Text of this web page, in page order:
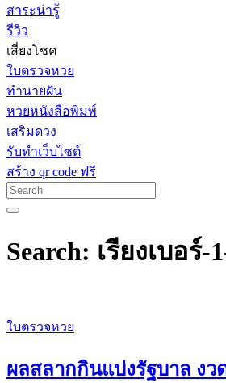
สาระน่ารู้
รีวิว
เสี่ยงโชค
ใบตรวจหวย
ทำนายฝัน
หวยหนังสือพิมพ์
เสริมดวง
รับทำเว็บไซต์
สร้าง qr code ฟรี
Search: เรียงเบอร์-
ใบตรวจหวย
ผลสลากกินแบ่งรัฐบาล งว